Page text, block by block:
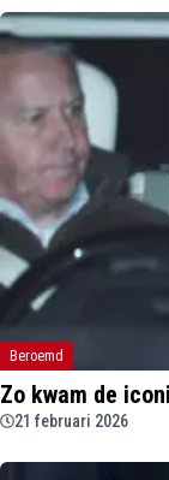
Beroemd
Zo kwam de
21 februari 2026